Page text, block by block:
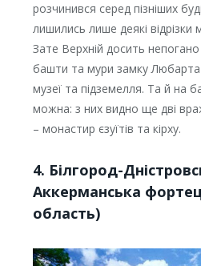
розчинився серед пізніших
лишились лише деякі
Зате Верхній досить непогано
башти та мури замку Любарта
музеї та підземелля. Та й на
можна: з них видно ще дві
– монастир єзуїтів та кірху.
4. Білгород-
Аккерманська
область)